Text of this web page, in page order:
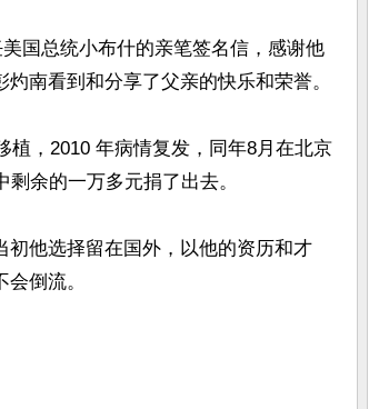
国总统小布什的亲笔签名信，感谢他
南看到和分享了父亲的快乐和荣誉。
植，2010 年病情复发，同年8月在北京
他选择留在国外，以他的资历和才
倒流。